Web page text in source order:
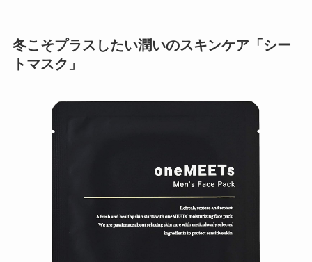
冬こそプラスしたい潤いのスキンケア「シー
トマスク」